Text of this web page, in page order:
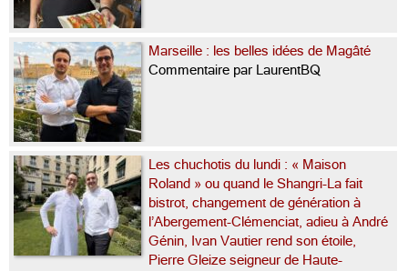
Marseille : les belles idées de Magâté
Commentaire par LaurentBQ
Les chuchotis du lundi : « Maison
Roland » ou quand le Shangri-La fait
bistrot, changement de génération à
l’Abergement-Clémenciat, adieu à André
Génin, Ivan Vautier rend son étoile,
Pierre Gleize seigneur de Haute-